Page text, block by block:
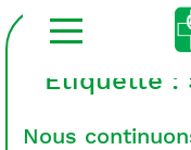
Ouvrir
la
site
Étiquette :
Nous